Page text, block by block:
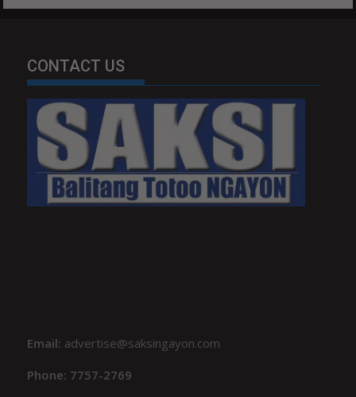
CONTACT US
Email: advertise@saksingayon.com
Phone: 7757-2769